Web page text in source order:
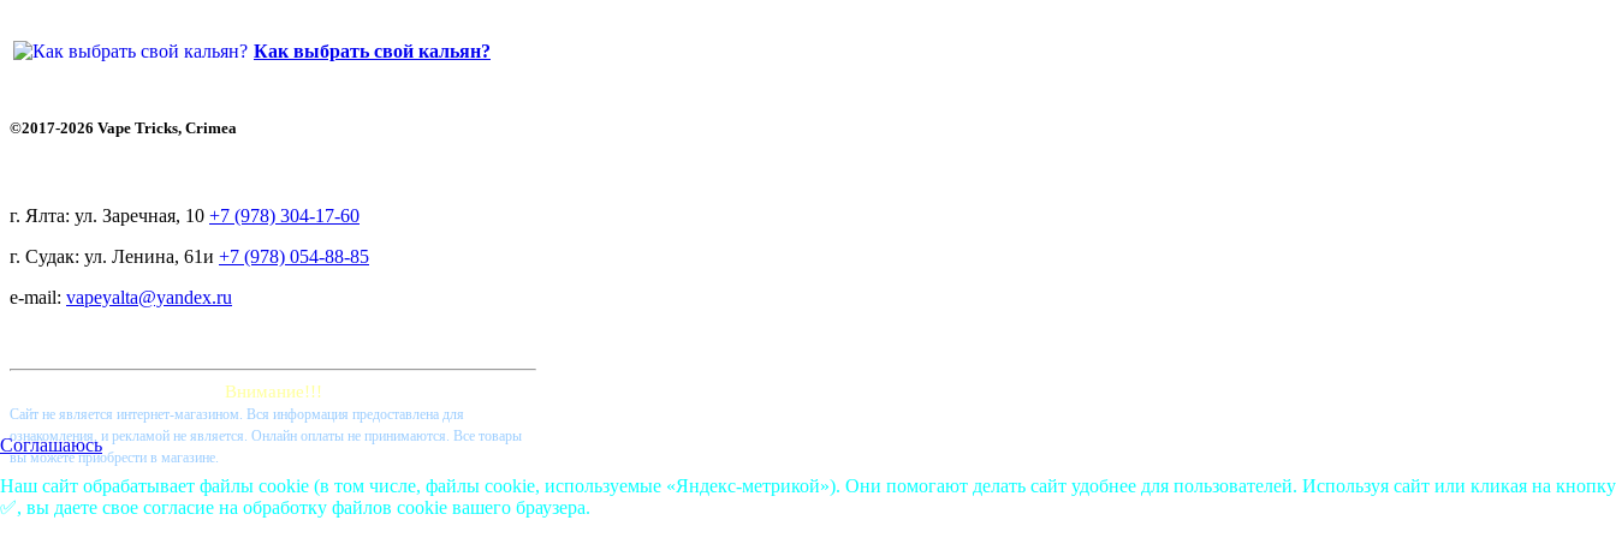
Как выбрать свой кальян?
©2017-2026 Vape Tricks, Crimea
г. Ялта: ул. Заречная, 10 +7 (978) 304-17-60
г. Судак: ул. Ленина, 61и +7 (978) 054-88-85
e-mail: vapeyalta@yandex.ru
Внимание!!!
Cайт не является интернет-магазином. Вся информация предоставлена для
ознакомления, и рекламой не является. Онлайн оплаты не принимаются. Все товары
вы можете приобрести в магазине.
Соглашаюсь
Наш сайт обрабатывает файлы cookie (в том числе, файлы cookie, используемые «Яндекс-метрикой»). Они помогают делать сайт удобнее для пользователей. Используя сайт или кликая на кнопку
✅, вы даете свое согласие на обработку файлов cookie вашего браузера.